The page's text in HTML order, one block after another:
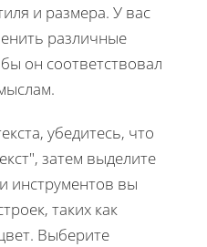
и размера. У вас
различные
он соответствовал
убедитесь, что
затем выделите
инструментов вы
таких как
Выберите